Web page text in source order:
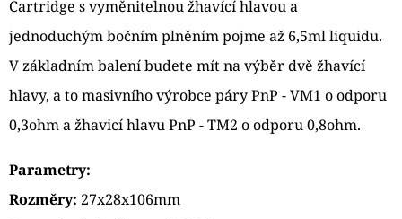
Cartridge s vyměnitelnou žhavící hlavou a
jednoduchým bočním plněním pojme až 6,5ml liquidu.
V základním balení budete mít na výběr dvě žhavící
hlavy, a to masivního výrobce páry PnP - VM1 o odporu
0,3ohm a žhavicí hlavu PnP - TM2 o odporu 0,8ohm.
Parametry:
Rozměry: 27x28x106mm